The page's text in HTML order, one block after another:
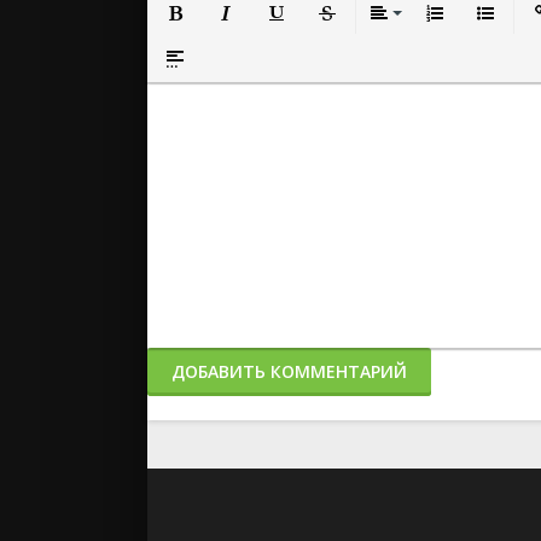
Вставка спойлера
ДОБАВИТЬ КОММЕНТАРИЙ